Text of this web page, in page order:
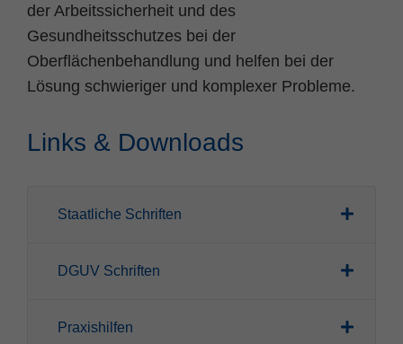
der Arbeitssicherheit und des
Gesundheitsschutzes bei der
Oberflächenbehandlung und helfen bei der
Lösung schwieriger und komplexer Probleme.
Links & Downloads
Staatliche Schriften
DGUV Schriften
Praxishilfen